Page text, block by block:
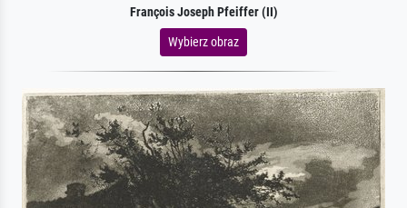
François Joseph Pfeiffer (II)
Wybierz obraz